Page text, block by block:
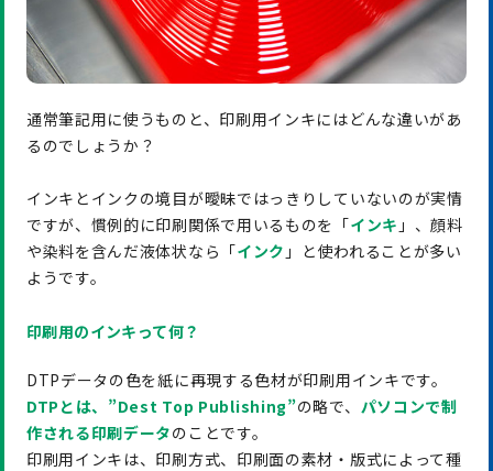
通常筆記用に使うものと、印刷用インキにはどんな違いがあ
るのでしょうか？
インキとインクの境目が曖昧ではっきりしていないのが実情
ですが、慣例的に印刷関係で用いるものを「インキ 」、顔料
や染料を含んだ液体状なら「インク 」と使われることが多い
ようです。
印刷用のインキって何？
DTPデータの色を紙に再現する色材が印刷用インキです。
DTPとは、”Dest Top Publishing”の略で、 パソコンで制
作される印刷データのことです。
印刷用インキは、印刷方式、印刷面の素材・版式によって種